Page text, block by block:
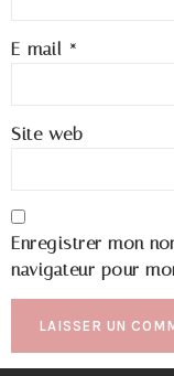
E-mail *
Site web
Enregistrer mon
navigateur pour